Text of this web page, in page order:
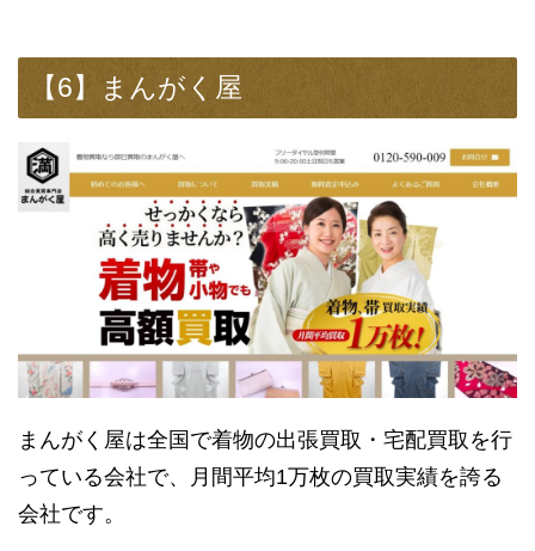
【6】まんがく屋
まんがく屋は全国で着物の出張買取・宅配買取を行
っている会社で、月間平均1万枚の買取実績を誇る
会社です。